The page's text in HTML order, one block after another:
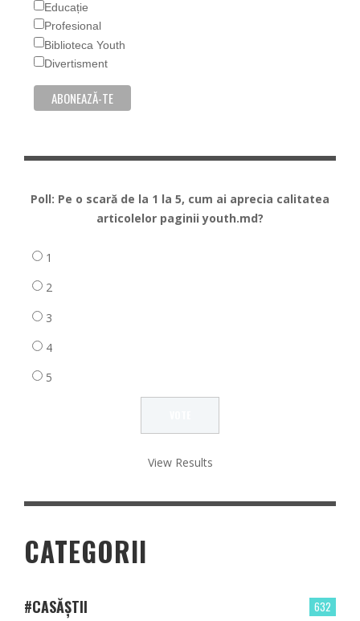
Educație
Profesional
Biblioteca Youth
Divertisment
Poll: Pe o scară de la 1 la 5, cum ai aprecia calitatea
articolelor paginii youth.md?
1
2
3
4
5
View Results
CATEGORII
632
#CASĂȘTII